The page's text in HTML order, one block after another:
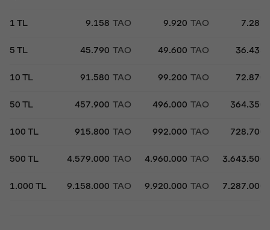
1 TL 9.158 TAO 9.920 TAO 7.287
5 TL 45.790 TAO 49.600 TAO 36.435
10 TL 91.580 TAO 99.200 TAO 72.870
50 TL 457.900 TAO 496.000 TAO 364.350
100 TL 915.800 TAO 992.000 TAO 728.700
500 TL 4.579.000 TAO 4.960.000 TAO 3.643.500
1.000 TL 9.158.000 TAO 9.920.000 TAO 7.287.000